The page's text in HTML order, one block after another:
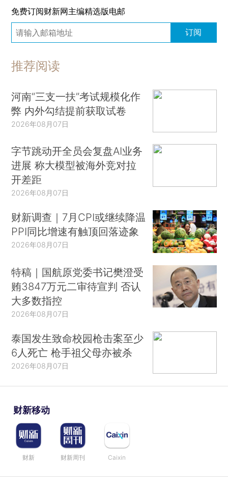
免费订阅财新网主编精选版电邮
订阅
推荐阅读
河南“三支一扶”考试规模化作
弊 内外勾结提前获取试卷
2026年08月07日
字节跳动开全员会复盘AI业务
进展 称大模型被海外竞对拉
开差距
2026年08月07日
财新调查｜7月CPI或继续降温
PPI同比增速有触顶回落迹象
2026年08月07日
特稿｜国航原党委书记樊澄受
贿3847万元二审待宣判 否认
大多数指控
2026年08月07日
泰国发生致命校园枪击案至少
6人死亡 枪手祖父母亦被杀
2026年08月07日
财新移动
财新 财新周刊 Caixin